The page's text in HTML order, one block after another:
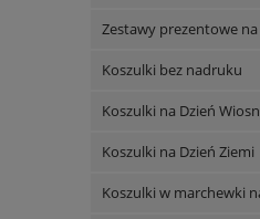
Zestawy prezentowe
Koszulki bez nadruku
Koszulki na Dzień
Koszulki na Dzień Ziemi
Koszulki w marchewki